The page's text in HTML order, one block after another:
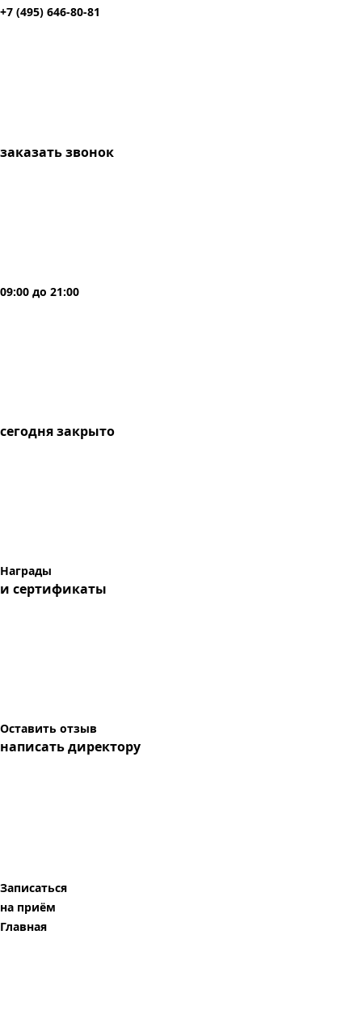
+7 (495) 646-80-81
заказать звонок
09:00 до 21:00
сегоднязакрыто
Награды
и сертификаты
Оставить отзыв
написать директору
Записаться
на приём
Главная